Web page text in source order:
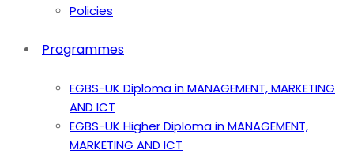
Policies
Programmes
EGBS-UK Diploma in MANAGEMENT, MARKETING
AND ICT
EGBS-UK Higher Diploma in MANAGEMENT,
MARKETING AND ICT